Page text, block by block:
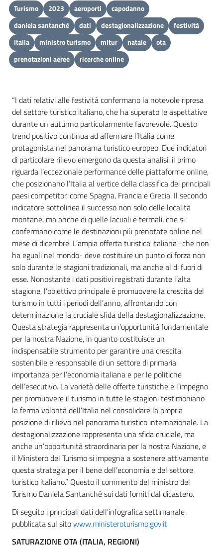
Turismo 2023 aeroporti
capodanno
daniela santanchè
dati destagionalizzazione
festività
Italia
ministro turismo mitur natale
ota
prenotazioni aeree
ricerche online
“I dati relativi alle festività confermano la notevole ripresa
del settore turistico italiano, che ha superato le aspettative
durante un autunno particolarmente favorevole. Questo
trend positivo continua ad affermare l’Italia come
protagonista nel panorama turistico europeo. Due indicatori
di particolare rilievo emergono da questa analisi: il primo
riguarda l’eccezionale performance delle piattaforme online,
che posizionano l’Italia al vertice della classifica dei principali
paesi competitor, come Spagna, Francia e Grecia. Il secondo
indicatore sottolinea il successo non solo delle località
montane, ma anche di quelle lacuali e termali, che si
confermano come le destinazioni più prenotate online nel
mese di dicembre. L’ampia offerta turistica italiana -che non
ha eguali nel mondo- deve costituire un punto di forza non
solo durante le stagioni tradizionali, ma anche al di fuori di
esse. Nonostante i dati positivi registrati durante l’alta
stagione, l’obiettivo principale è promuovere la crescita del
turismo in tutti i periodi dell’anno, affrontando con
determinazione la cruciale sfida della destagionalizzazione.
Questa strategia rappresenta un’opportunità fondamentale
per la nostra Nazione, in quanto costituisce un
indispensabile strumento per garantire una crescita
sostenibile e responsabile di un settore di primaria
importanza per l’economia italiana e per le politiche
dell’esecutivo. La varietà delle offerte turistiche e l’impegno
per promuovere il turismo in tutte le stagioni testimoniano
la ferma volontà dell’Italia nel consolidare la propria
posizione di rilievo nel panorama turistico internazionale. La
destagionalizzazione rappresenta una sfida cruciale, ma
anche un’opportunità straordinaria per la nostra Nazione, e
il Ministero del Turismo si impegna a sostenere attivamente
questa strategia per il bene dell’economia e del settore
turistico italiano.” Questo il commento del ministro del
Turismo Daniela Santanchè sui dati forniti dal dicastero.
Di seguito i principali dati dell’infografica settimanale
pubblicata sul sitowww.ministeroturismo.gov.it
SATURAZIONE OTA (ITALIA, REGIONI)